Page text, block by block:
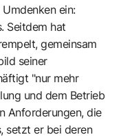
ein:
Seitdem hat
gemeinsam
seiner
"nur mehr
und dem Betrieb
Anforderungen, die
setzt er bei deren